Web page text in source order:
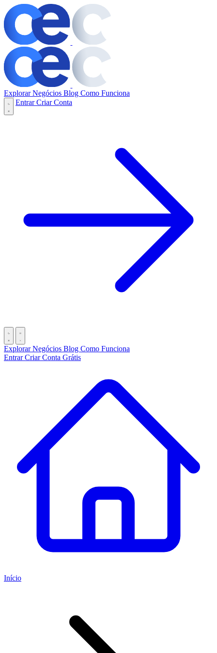
Explorar Negócios Blog Como Funciona
EntrarCriar Conta
Explorar Negócios Blog Como Funciona
EntrarCriar Conta Grátis
Início